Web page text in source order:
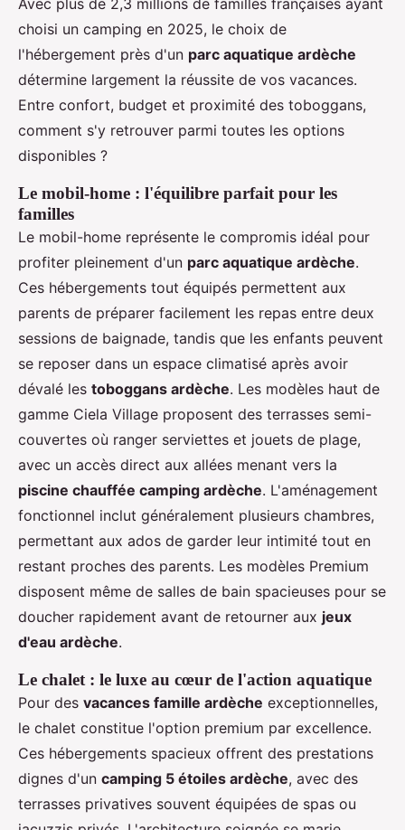
Avec plus de 2,3 millions de familles françaises ayant
choisi un camping en 2025, le choix de
l'hébergement près d'un parc aquatique ardèche
détermine largement la réussite de vos vacances.
Entre confort, budget et proximité des toboggans,
comment s'y retrouver parmi toutes les options
disponibles ?
Le mobil-home : l'équilibre parfait pour les
familles
Le mobil-home représente le compromis idéal pour
profiter pleinement d'un parc aquatique ardèche.
Ces hébergements tout équipés permettent aux
parents de préparer facilement les repas entre deux
sessions de baignade, tandis que les enfants peuvent
se reposer dans un espace climatisé après avoir
dévalé les toboggans ardèche. Les modèles haut de
gamme Ciela Village proposent des terrasses semi-
couvertes où ranger serviettes et jouets de plage,
avec un accès direct aux allées menant vers la
piscine chauffée camping ardèche. L'aménagement
fonctionnel inclut généralement plusieurs chambres,
permettant aux ados de garder leur intimité tout en
restant proches des parents. Les modèles Premium
disposent même de salles de bain spacieuses pour se
doucher rapidement avant de retourner aux jeux
d'eau ardèche.
Le chalet : le luxe au cœur de l'action aquatique
Pour des vacances famille ardèche exceptionnelles,
le chalet constitue l'option premium par excellence.
Ces hébergements spacieux offrent des prestations
dignes d'un camping 5 étoiles ardèche, avec des
terrasses privatives souvent équipées de spas ou